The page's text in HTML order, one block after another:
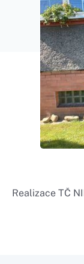
Realizace TČ